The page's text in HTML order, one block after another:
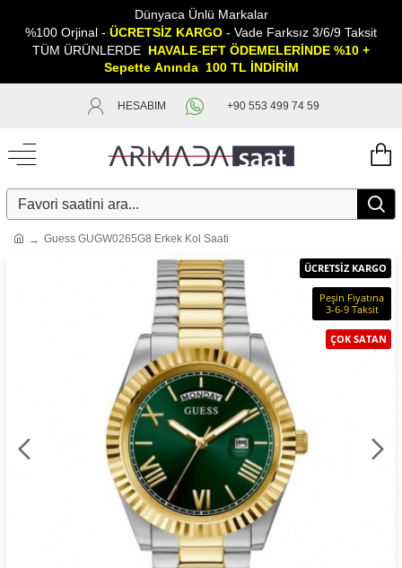
Dünyaca Ünlü Markalar
%100 Orjinal - ÜCRETSİZ KARGO - Vade Farksız 3/6/9 Taksit
TÜM ÜRÜNLERDE HAVALE-EFT ÖDEMELERİNDE %10 +
Sepette Anında 100 TL İNDİRİM
HESABIM +90 553 499 74 59
Guess GUGW0265G8 Erkek Kol Saati
ÜCRETSİZ KARGO
Peşin Fiyatına
3-6-9 Taksit
ÇOK SATAN